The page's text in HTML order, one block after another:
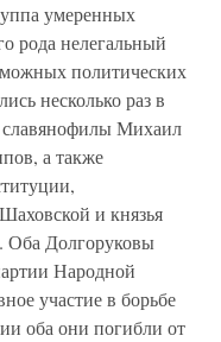
умеренных
рода нелегальный
политических
несколько раз в
Михаил
а также
и князья
Оба Долгоруковы
Народной
участие в борьбе
оба они погибли от